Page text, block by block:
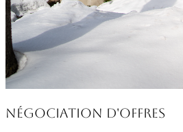
Négociation d'Offres